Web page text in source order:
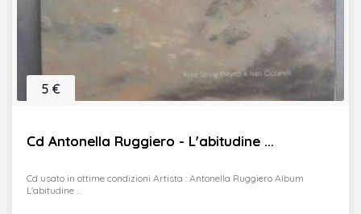
Cd Antonella Ruggiero - L'abitudine ...
5 €
Cd usato in ottime condizioni Artista : Antonella Ruggiero Album
L'abitudine ...